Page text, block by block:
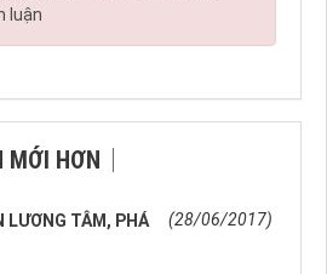
luận
MỚI HƠN
LƯƠNG TÂM, PHÁ
(28/06/2017)